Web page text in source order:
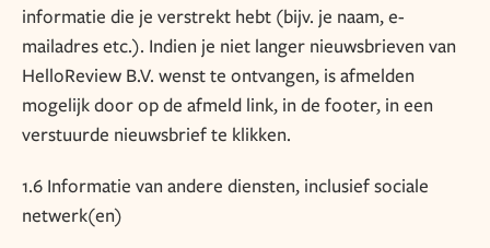
informatie die je verstrekt hebt (bijv. je naam, e-
mailadres etc.). Indien je niet langer nieuwsbrieven van
HelloReview B.V. wenst te ontvangen, is afmelden
mogelijk door op de afmeld link, in de footer, in een
verstuurde nieuwsbrief te klikken.
1.6 Informatie van andere diensten, inclusief sociale
netwerk(en)